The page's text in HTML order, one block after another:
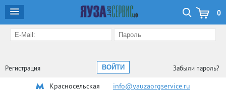
0
Забыли пароль?
Регистрация
Красносельская info@yauzaorgservice.ru